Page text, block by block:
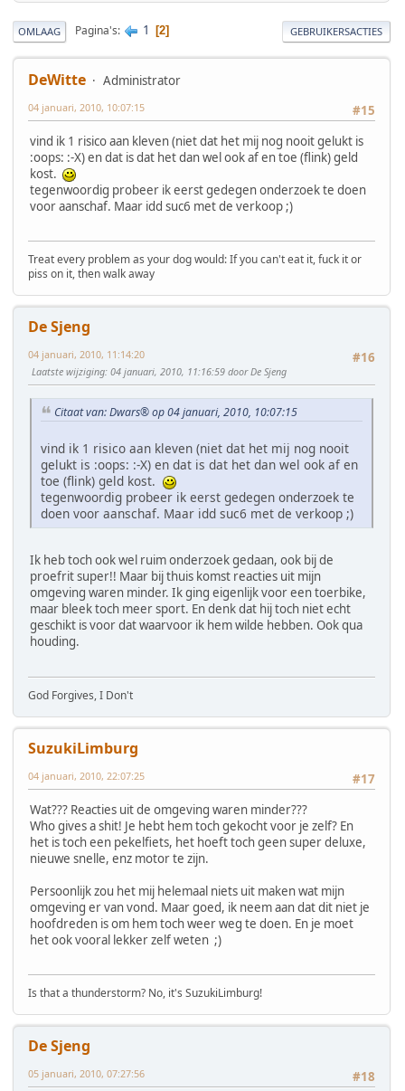
OMLAAG Pagina's 1 2 GEBRUIKERSACTIES
DeWitte
Administrator
#15
04 januari, 2010, 10:07:15
vind ik 1 risico aan kleven (niet dat het mij nog nooit gelukt is
:oops: :-X) en dat is dat het dan wel ook af en toe (flink) geld
kost.
tegenwoordig probeer ik eerst gedegen onderzoek te doen
voor aanschaf. Maar idd suc6 met de verkoop ;)
Treat every problem as your dog would: If you can't eat it, fuck it or
piss on it, then walk away
De Sjeng
#16
04 januari, 2010, 11:14:20
Laatste wijziging: 04 januari, 2010, 11:16:59 door De Sjeng
Citaat van: Dwars® op 04 januari, 2010, 10:07:15
vind ik 1 risico aan kleven (niet dat het mij nog nooit
gelukt is :oops: :-X) en dat is dat het dan wel ook af en
toe (flink) geld kost.
tegenwoordig probeer ik eerst gedegen onderzoek te
doen voor aanschaf. Maar idd suc6 met de verkoop ;)
Ik heb toch ook wel ruim onderzoek gedaan, ook bij de
proefrit super!! Maar bij thuis komst reacties uit mijn
omgeving waren minder. Ik ging eigenlijk voor een toerbike,
maar bleek toch meer sport. En denk dat hij toch niet echt
geschikt is voor dat waarvoor ik hem wilde hebben. Ook qua
houding.
God Forgives, I Don't
SuzukiLimburg
#17
04 januari, 2010, 22:07:25
Wat??? Reacties uit de omgeving waren minder???
Who gives a shit! Je hebt hem toch gekocht voor je zelf? En
het is toch een pekelfiets, het hoeft toch geen super deluxe,
nieuwe snelle, enz motor te zijn.
Persoonlijk zou het mij helemaal niets uit maken wat mijn
omgeving er van vond. Maar goed, ik neem aan dat dit niet je
hoofdreden is om hem toch weer weg te doen. En je moet
het ook vooral lekker zelf weten ;)
Is that a thunderstorm? No, it's SuzukiLimburg!
De Sjeng
#18
05 januari, 2010, 07:27:56